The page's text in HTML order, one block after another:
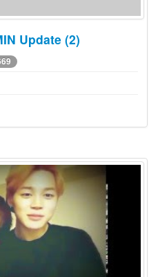
Update (2)